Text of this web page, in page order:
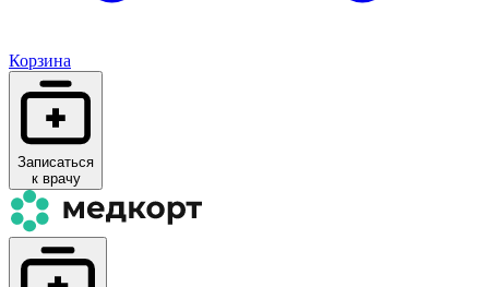
Корзина
Записаться
к врачу